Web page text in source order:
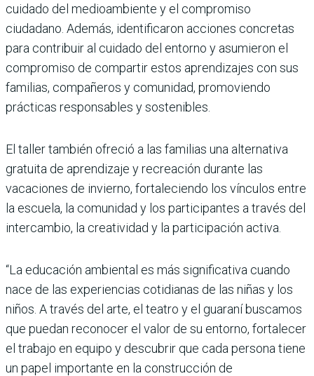
cuidado del medioambiente y el compromiso
ciudadano. Además, identificaron acciones concretas
para contribuir al cuidado del entorno y asumieron el
compromiso de compartir estos aprendizajes con sus
familias, compañeros y comunidad, promoviendo
prácticas responsables y sostenibles.
El taller también ofreció a las familias una alternativa
gratuita de aprendizaje y recreación durante las
vacaciones de invierno, fortaleciendo los vínculos entre
la escuela, la comunidad y los participantes a través del
intercambio, la creatividad y la participación activa.
“La educación ambiental es más significativa cuando
nace de las experiencias cotidianas de las niñas y los
niños. A través del arte, el teatro y el guaraní buscamos
que puedan reconocer el valor de su entorno, fortalecer
el trabajo en equipo y descubrir que cada persona tiene
un papel importante en la construcción de